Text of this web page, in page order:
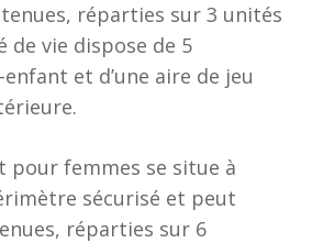
réparties sur 3 unités
de vie dispose de 5
et d’une aire de jeu
pour femmes se situe à
sécurisé et peut
réparties sur 6